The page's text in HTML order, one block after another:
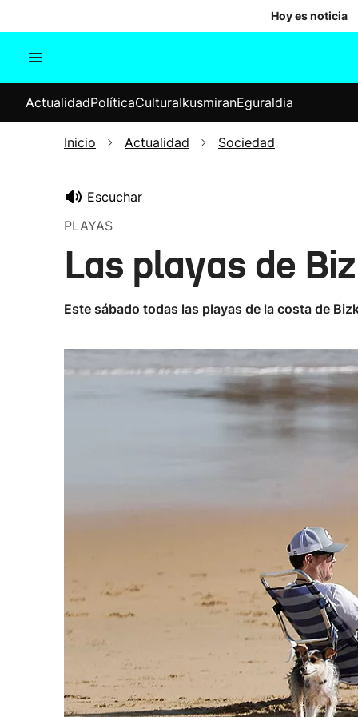
Hoy es noticia
Internacional
Elecciones
ActualidadPolíticaCulturaIkusmiranEguraldia
Inicio Actualidad Sociedad
Escuchar
PLAYAS
Las playas de
Este sábado todas las playas de la costa de